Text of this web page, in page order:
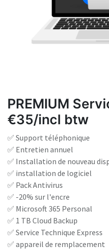
PREMIUM
€35/incl btw
✅ Support téléphonique
✅ Entretien annuel
✅ Installation de nouveau
✅ installation de logiciel
✅ Pack Antivirus
✅ -20% sur l'encre
✅ Microsoft 365 Personal
✅ 1 TB Cloud Backup
✅ Service Technique Express
✅ appareil de remplacement